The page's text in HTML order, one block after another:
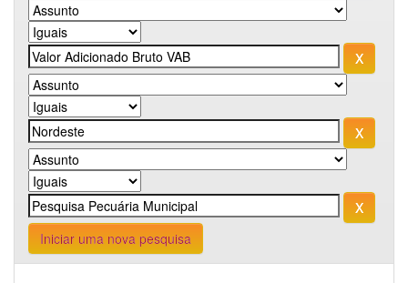
Iniciar uma nova pesquisa